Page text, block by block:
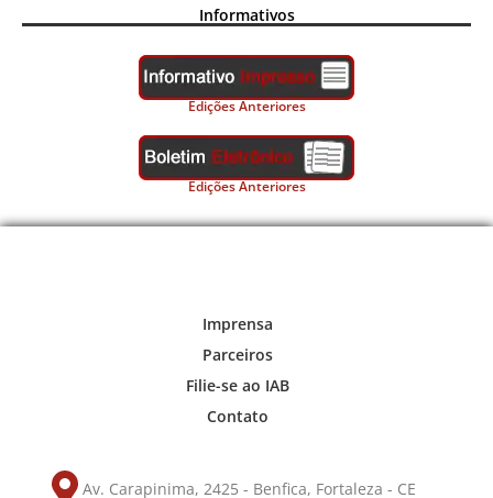
Informativos
Edições Anteriores
Edições Anteriores
Imprensa
Parceiros
Filie-se ao IAB
Contato
Av. Carapinima, 2425 - Benfica, Fortaleza - CE